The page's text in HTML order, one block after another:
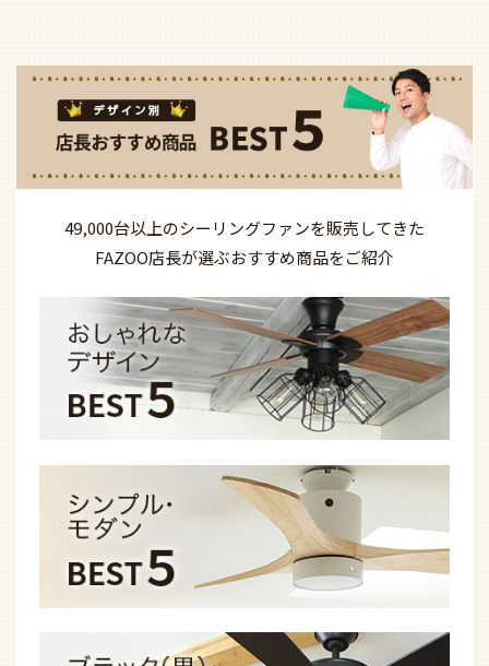
49,000台以上のシーリングファンを販売してきた
FAZOO店長が選ぶおすすめ商品をご紹介